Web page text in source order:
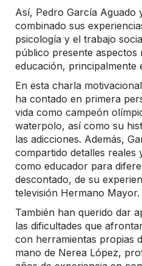
Así, Pedro García Aguado
combinado sus
psicología y el trabajo
público presente aspectos
educación, principalmente
En esta charla
ha contado en primera
vida como campeón
waterpolo, así como su
las adicciones. Además,
compartido detalles reales
como educador para
descontado, de su
televisión Hermano Mayor.
También han querido dar
las dificultades que
con herramientas propias
mano de Nerea López,